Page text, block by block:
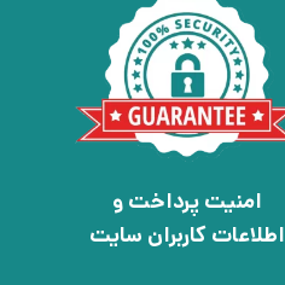
امنیت پرداخت و
اطلاعات کاربران سایت